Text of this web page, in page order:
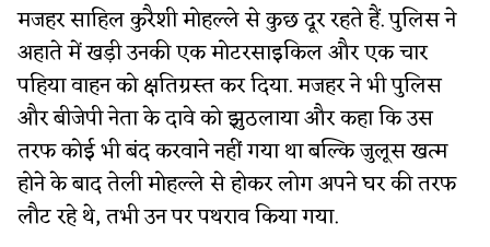
मजहर साहिल कुरैशी मोहल्ले से कुछ दूर रहते हैं. पुलिस ने
अहाते में खड़ी उनकी एक मोटरसाइकिल और एक चार
पहिया वाहन को क्षतिग्रस्त कर दिया. मजहर ने भी पुलिस
और बीजेपी नेता के दावे को झुठलाया और कहा कि उस
तरफ कोई भी बंद करवाने नहीं गया था बल्कि जुलूस खत्म
होने के बाद तेली मोहल्ले से होकर लोग अपने घर की तरफ
लौट रहे थे, तभी उन पर पथराव किया गया.